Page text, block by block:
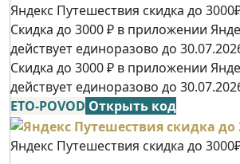
Яндекс Путешествия скидка до
Скидка до 3000 ₽ в приложении
действует единоразово до
Скидка до 3000 ₽ в приложении
действует единоразово до
ETO-POVOD Открыть код
Яндекс Путешествия скидка до